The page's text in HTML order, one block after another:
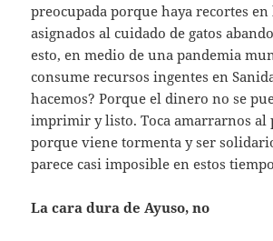
preocupada porque haya recortes
asignados al cuidado de gatos
esto, en medio de una pandemia
consume recursos ingentes en
hacemos? Porque el dinero no se
imprimir y listo. Toca amarrarnos al
porque viene tormenta y ser
parece casi imposible en estos
La cara dura de Ayuso, no